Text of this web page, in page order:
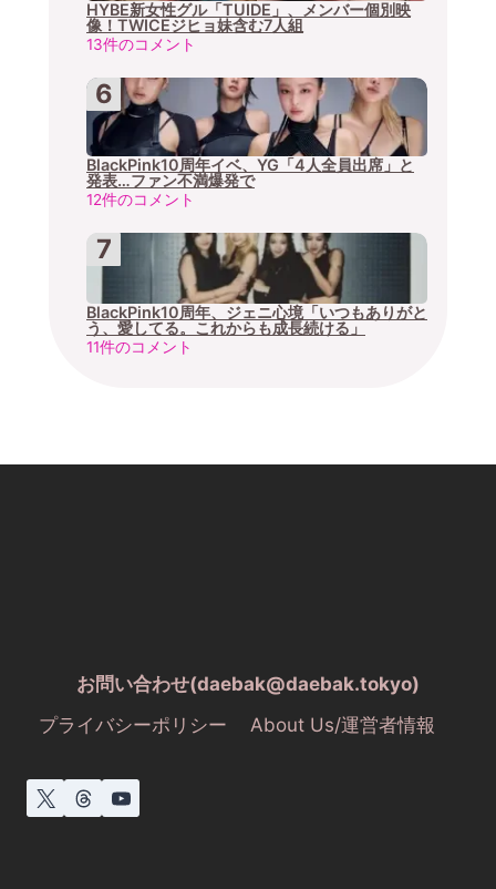
HYBE新女性グル「TUIDE」、メンバー個別映
像！TWICEジヒョ妹含む7人組
13件のコメント
BlackPink10周年イベ、YG「4人全員出席」と
発表…ファン不満爆発で
12件のコメント
BlackPink10周年、ジェニ心境「いつもありがと
う、愛してる。これからも成長続ける」
11件のコメント
お問い合わせ(daebak@daebak.tokyo)
プライバシーポリシー
About Us/運営者情報